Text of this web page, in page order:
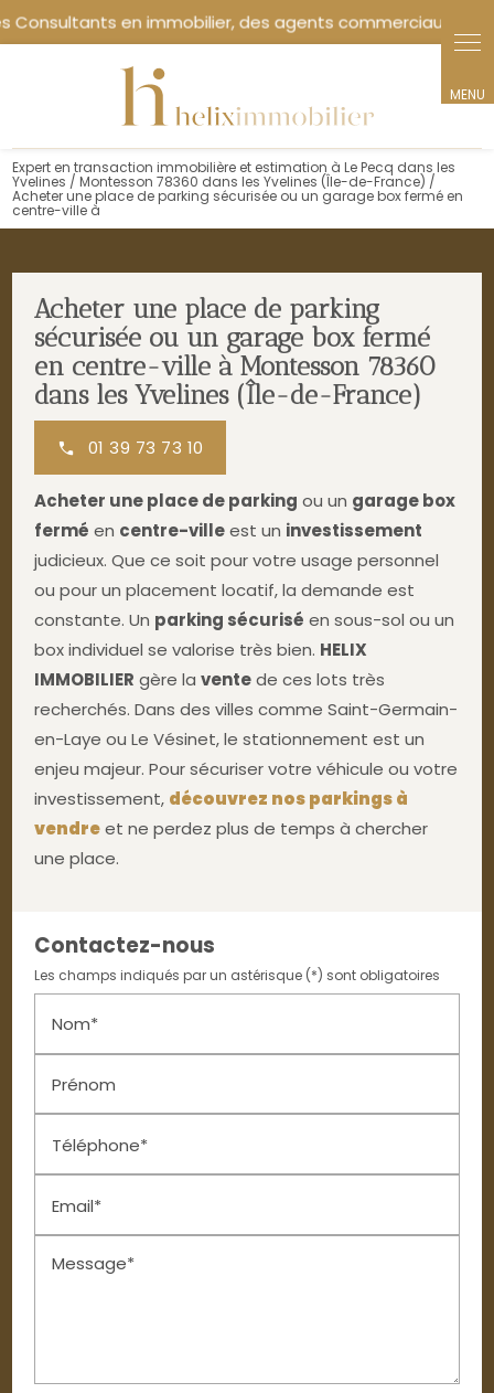
Expert en transaction immobilière et estimation à Le Pecq dans les
Yvelines / Montesson 78360 dans les Yvelines (Île-de-France) /
Acheter une place de parking sécurisée ou un garage box fermé en
centre-ville à
Acheter une place de parking
sécurisée ou un garage box fermé
en centre-ville à Montesson 78360
dans les Yvelines (Île-de-France)
01 39 73 73 10
Acheter une place de parking ou un garage box
fermé en centre-villeest un investissement
judicieux. Que ce soit pour votre usage personnel
ou pour un placement locatif, la demande est
constante. Un parking sécurisé en sous-sol ou un
box individuel se valorise très bien. HELIX
IMMOBILIER gère laventede ces lots très
recherchés. Dans des villes comme Saint-Germain-
en-Laye ou Le Vésinet, le stationnement est un
enjeu majeur. Pour sécuriser votre véhicule ou votre
investissement, découvrez nos parkings à
vendreet ne perdez plus de temps à chercher
une place.
Contactez-nous
Les champs indiqués par un astérisque (*) sont obligatoires
Nom*
Prénom
Téléphone*
Email*
Message*